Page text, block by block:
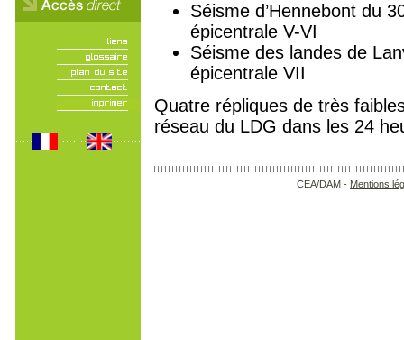
Séisme d’Hennebont du
épicentrale V-VI
Séisme des landes de
épicentrale VII
Quatre répliques de très
réseau du LDG dans les 24
CEA/DAM - Mentions